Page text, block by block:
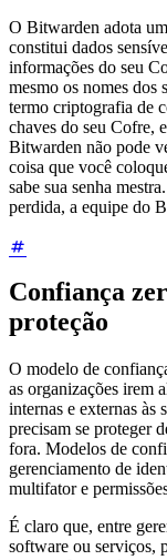
O Bitwarden adota
constitui dados
informações do seu
mesmo os nomes dos
termo criptografia de
chaves do seu Cofre,
Bitwarden não pode
coisa que você
sabe sua senha
perdida, a equipe do
Confiança
proteção
O modelo de
as organizações irem
internas e externas às
precisam se proteger
fora. Modelos de
gerenciamento de
multifator e
É claro que, entre
software ou serviços,